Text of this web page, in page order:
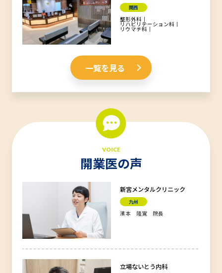
関西
整形外科
リハビリテーション科
リウマチ科
一覧を見る
VOICE
開業医の声
新宮メンタルクリニック
九州
濱本 隆寛 院長
立場ないとう内科